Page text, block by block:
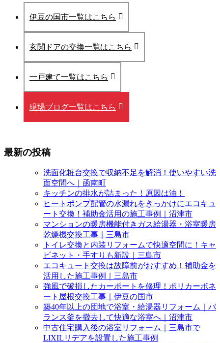
伊豆の国市一覧はこちら
玄関ドアの交換一覧はこちら
一戸建て一覧はこちら
現場ブログ一覧はこちら
最新の投稿
洗面化粧台交換で収納不足を解消！使いやすい洗
面空間へ｜函南町
キッチンの排水が詰まった！原因は油！
ヒートポンプ配管の水漏れをきっかけにエコキュ
ート交換！補助金活用の施工事例｜沼津市
マンションの暖房機能付きガス給湯器・浴室暖房
乾燥機交換工事｜三島市
トイレ交換と内装リフォームで快適空間に！キャ
ビネット・手すりも新設｜三島市
エコキュート交換は故障前がおすすめ！補助金を
活用した施工事例｜三島市
強風で破損したカーポートを修理！ポリカーボネ
ート屋根交換工事｜伊豆の国市
築40年以上の団地で浴室・給湯器リフォーム｜バ
ランス釜を撤去して快適な浴室へ｜沼津市
中古住宅購入後の浴室リフォーム｜三島市で
LIXILリデアを設置した施工事例